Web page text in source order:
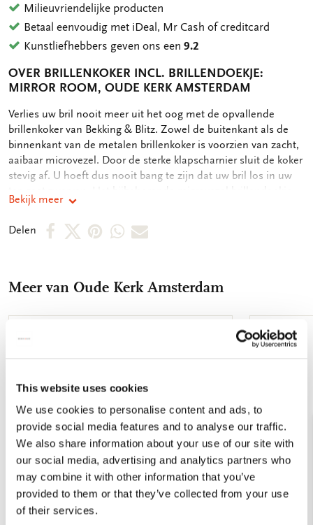
This website uses cookies
We use cookies to personalise content and ads, to
provide social media features and to analyse our traffic.
We also share information about your use of our site with
our social media, advertising and analytics partners who
may combine it with other information that you’ve
provided to them or that they’ve collected from your use
of their services.
Milieuvriendelijke producten
Betaal eenvoudig met iDeal, Mr Cash of creditcard
Kunstliefhebbers geven ons een9.2
OVER BRILLENKOKER INCL. BRILLENDOEKJE:
MIRROR ROOM, OUDE KERK AMSTERDAM
OMSCHRIJVING
Verlies uw bril nooit meer uit het oog met de opvallende
brillenkoker van Bekking & Blitz. Zowel de buitenkant als de
binnenkant van de metalen brillenkoker is voorzien van zacht,
aaibaar microvezel. Door de sterke klapscharnier sluit de koker
stevig af. U hoeft dus nooit bang te zijn dat uw bril los in uw
heeft dezelfde print als de brillenkoker. Microvezel zorgt voor
een krasvrije en streeploze reiniging van (zonne)brillen en
beeldschermen, zonder gebruik van schoonmaakmiddelen.
Brillendoekje - Formaat: 18 x 15 cm - Enkelzijdig bedrukt
drogen
Bekijk meer
Delen
DeelDeelDeelDeelDeel
mail
Meer van Oude Kerk Amsterdam
Toevoegen